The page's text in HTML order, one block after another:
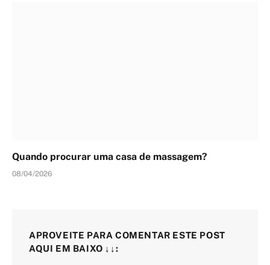
Quando procurar uma casa de massagem?
08/04/2026
APROVEITE PARA COMENTAR ESTE POST
AQUI EM BAIXO ↓↓: